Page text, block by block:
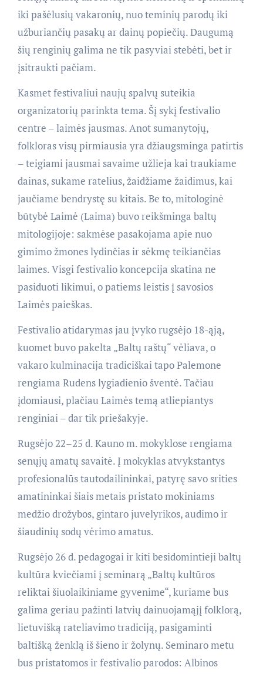
iki pašėlusių vakaronių, nuo teminių parodų iki
užburiančių pasakų ar dainų popiečių. Daugumą
šių renginių galima ne tik pasyviai stebėti, bet ir
įsitraukti pačiam.
Kasmet festivaliui naujų spalvų suteikia
organizatorių parinkta tema. Šį sykį festivalio
centre – laimės jausmas. Anot sumanytojų,
folkloras visų pirmiausia yra džiaugsminga patirtis
– teigiami jausmai savaime užlieja kai traukiame
dainas, sukame ratelius, žaidžiame žaidimus, kai
jaučiame bendrystę su kitais. Be to, mitologinė
būtybė Laimė (Laima) buvo reikšminga baltų
mitologijoje: sakmėse pasakojama apie nuo
gimimo žmones lydinčias ir sėkmę teikiančias
laimes. Visgi festivalio koncepcija skatina ne
pasiduoti likimui, o patiems leistis į savosios
Laimės paieškas.
Festivalio atidarymas jau įvyko rugsėjo 18-ąją,
kuomet buvo pakelta „Baltų raštų“ vėliava, o
vakaro kulminacija tradiciškai tapo Palemone
rengiama Rudens lygiadienio šventė. Tačiau
įdomiausi, plačiau Laimės temą atliepiantys
renginiai – dar tik priešakyje.
Rugsėjo 22–25 d. Kauno m. mokyklose rengiama
senųjų amatų savaitė. Į mokyklas atvykstantys
profesionalūs tautodailininkai, patyrę savo srities
amatininkai šiais metais pristato mokiniams
medžio drožybos, gintaro juvelyrikos, audimo ir
šiaudinių sodų vėrimo amatus.
Rugsėjo 26 d. pedagogai ir kiti besidomintieji baltų
kultūra kviečiami į seminarą „Baltų kultūros
reliktai šiuolaikiniame gyvenime“, kuriame bus
galima geriau pažinti latvių dainuojamąjį folklorą,
lietuvišką rateliavimo tradiciją, pasigaminti
baltišką ženklą iš šieno ir žolynų. Seminaro metu
bus pristatomos ir festivalio parodos: Albinos